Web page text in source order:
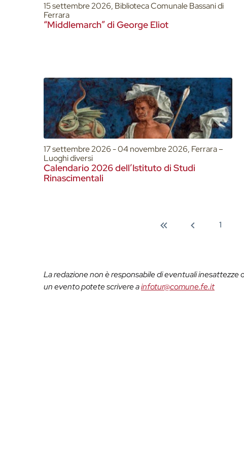
15 settembre 2026, Biblioteca Comunale Bassani di
Ferrara
“Middlemarch” di George Eliot
17 settembre 2026 - 04 novembre 2026, Ferrara –
Luoghi diversi
Calendario 2026 dell’Istituto di Studi
Rinascimentali
1
La redazione non è responsabile di eventuali
un evento potete scrivere ainfotur@comune.fe.it